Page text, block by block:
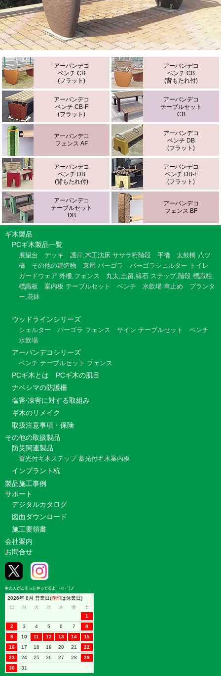
アーバンデコ
ベンチ CB
(フラット)
アーバンデコ
ベンチ CB
(背もたれ付)
アーバンデコ
ベンチ CB-F
(フラット)
アーバンデコ
テーブルセット
CB
アーバンデコ
フェンス AF
アーバンデコ
ベンチ DB
(フラット)
アーバンデコ
ベンチ DB
(背もたれ付)
アーバンデコ
ベンチ DB-F
(フラット)
アーバンデコ
テーブルセット
DB
アーバンデコ
フェンス BF
ギ木製品
PCギ木製品一覧
展望台 デッキ 護岸,木工沈床 ササラ桁階段 平橋 太鼓橋 八ツ
橋
その他の建造物 東屋 パーゴラ パーゴラシェルター トイレ
ガードウェア 外柵,フェンス 丸太,土留,縁石 ステップ,階段 標識柱,
標識板
案内板 テーブルセット ベンチ 水飲場 車止め
プランタ
ー,花鉢
ウッドラインシリーズ
シェルター パーゴラ フェンス サイン テーブルセット
ベンチ
水飲場
アーバンデコシリーズ
ベンチ テーブルセット フェンス
PCギ木とは
PCギ木の肌目
ナベシマの防護柵
塩害⋅凍害に対する取組み
ギ木のリメイク
取扱注意事項・保険
その他の取扱製品
防災関連製品
蓄光付ギ木ステップ 蓄光付ギ木案内板
インプラント杭
製品施工事例
サポート
デジタルカタログ
図面ダウンロード
施工要領書
会社案内
お問合せ
2026年 8月 営業日(赤印は休業日)
日
月 火 水 木 金
土
1
2
3 4 5 6 7
8
9
10 11 12 13 14
15
16
17 18 19 20 21
22
23
24 25 26 27 28
29
30
31